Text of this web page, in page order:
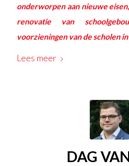
onderworpen aan nieuwe
renovatie van
voorzieningen van de scholen
Lees meer
DAG